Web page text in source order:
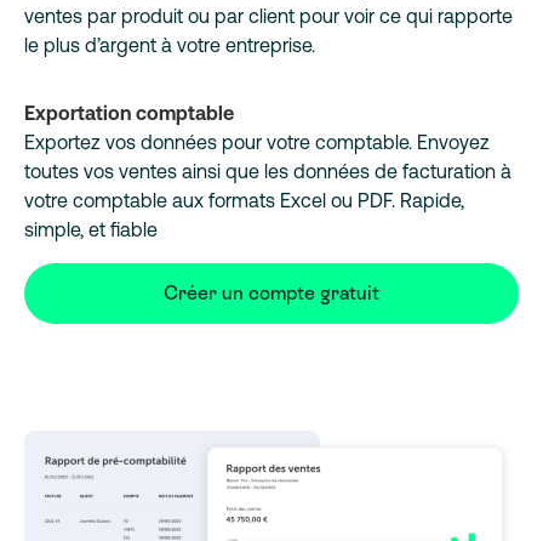
ventes par produit ou par client pour voir ce qui rapporte
le plus d’argent à votre entreprise.
Exportation comptable
Exportez vos données pour votre comptable. Envoyez
toutes vos ventes ainsi que les données de facturation à
votre comptable aux formats Excel ou PDF. Rapide,
simple, et fiable
Créer un compte gratuit